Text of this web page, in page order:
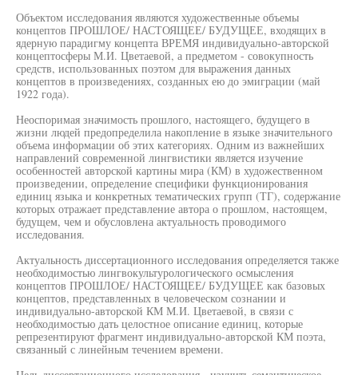
Объектом исследования являются художественные объемы
концептов ПРОШЛОЕ/ НАСТОЯЩЕЕ/ БУДУЩЕЕ, входящих в
ядерную парадигму концепта ВРЕМЯ индивидуально-авторской
концептосферы М.И. Цветаевой, а предметом - совокупность
средств, использованных поэтом для выражения данных
концептов в произведениях, созданных ею до эмиграции (май
1922 года).
Неоспоримая значимость прошлого, настоящего, будущего в
жизни людей предопределила накопление в языке значительного
объема информации об этих категориях. Одним из важнейших
направлений современной лингвистики является изучение
особенностей авторской картины мира (КМ) в художественном
произведении, определение специфики функционирования
единиц языка и конкретных тематических групп (ТГ), содержание
которых отражает представление автора о прошлом, настоящем,
будущем, чем и обусловлена актуальность проводимого
исследования.
Актуальность диссертационного исследования определяется также
необходимостью лингвокультурологического осмысления
концептов ПРОШЛОЕ/ НАСТОЯЩЕЕ/ БУДУЩЕЕ как базовых
концептов, представленных в человеческом сознании и
индивидуально-авторской КМ М.И. Цветаевой, в связи с
необходимостью дать целостное описание единиц, которые
репрезентируют фрагмент индивидуально-авторской КМ поэта,
связанный с линейным течением времени.